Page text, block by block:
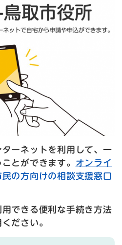
ーネットを利用して、一
とができます。 オンライ
の方向けの相談支援窓口
できる便利な手続き方法
ださい。